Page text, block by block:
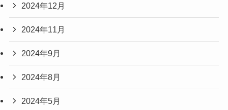
2024年12月
2024年11月
2024年9月
2024年8月
2024年5月